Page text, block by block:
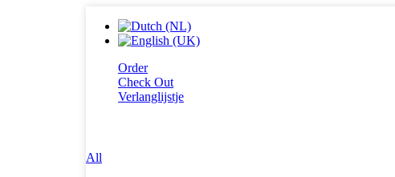
Order
Check Out
Verlanglijstje
All